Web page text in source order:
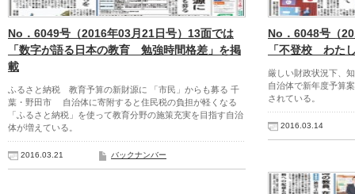
No．6049号（2016年03月21日号）13面では
「数字が語る日本の教育 勉強時間格差」を掲
載
ふるさと納税 教育予算の新財源に 「市民」からも募る 千
葉・野田市 自治体に寄附すると住民税の負担が軽くなる
「ふるさと納税」を使って教育分野の施策充実を目指す自治
体が増えている。
2016.03.21 バックナンバー
No．6048号（
「不登校 わた
厳しい財政状況下、
自治体で新年度予算
されている。
2016.03.14